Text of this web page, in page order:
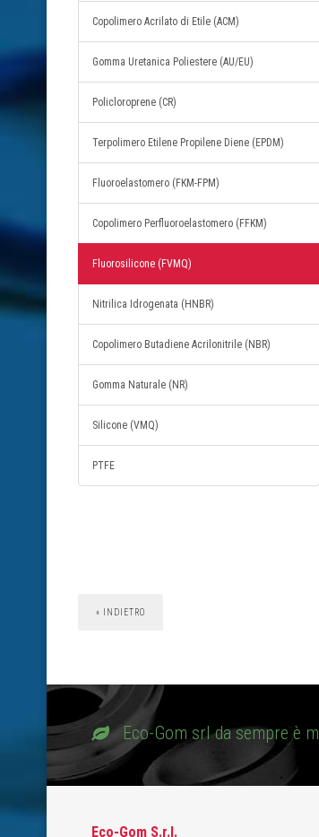
Copolimero Acrilato di Etile (ACM)
Gomma Uretanica Poliestere (AU/EU)
Policloroprene (CR)
Terpolimero Etilene Propilene Diene (EPDM)
Fluoroelastomero (FKM-FPM)
Copolimero Perfluoroelastomero (FFKM)
Fluorosilicone (FVMQ)
Nitrilica Idrogenata (HNBR)
Copolimero Butadiene Acrilonitrile (NBR)
Gomma Naturale (NR)
Silicone (VMQ)
PTFE
« INDIETRO
Eco-Gom srl da sempre è
Eco-Gom S.r.l.